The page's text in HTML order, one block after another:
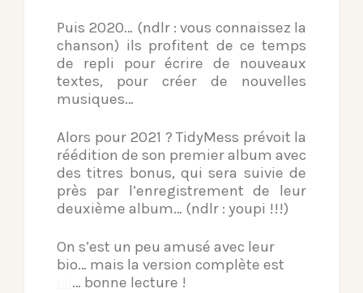
Puis 2020… (ndlr : vous connaissez la
chanson) ils profitent de ce temps
de repli pour écrire de nouveaux
textes, pour créer de nouvelles
musiques…
Alors pour 2021 ? TidyMess prévoit la
réédition de son premier album avec
des titres bonus, qui sera suivie de
près par l’enregistrement de leur
deuxième album… (ndlr : youpi !!!)
On s’est un peu amusé avec leur
bio… mais la version complète est
… bonne lecture !